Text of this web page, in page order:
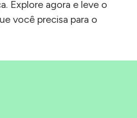
Explore agora e leve o
você precisa para o